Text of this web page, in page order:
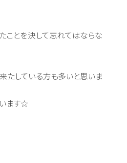
ことを決して忘れてはならな
たしている方も多いと思いま
ます☆